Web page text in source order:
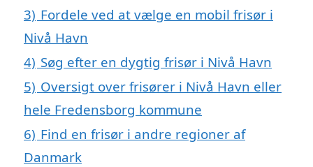
3) Fordele ved at vælge en mobil frisør i
Nivå Havn
4) Søg efter en dygtig frisør i Nivå Havn
5) Oversigt over frisører i Nivå Havn eller
hele Fredensborg kommune
6) Find en frisør i andre regioner af
Danmark